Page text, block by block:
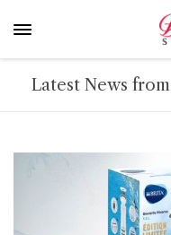
Latest News from